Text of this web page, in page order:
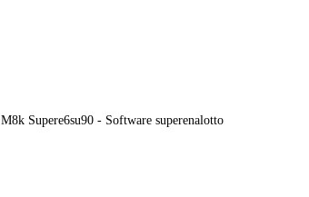
M8k Supere6su90 - Software superenalotto